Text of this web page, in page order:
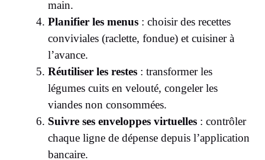
main.
Planifier les menus : choisir des recettes
conviviales (raclette, fondue) et cuisiner à
l’avance.
Réutiliser les restes : transformer les
légumes cuits en velouté, congeler les
viandes non consommées.
Suivre ses enveloppes virtuelles : contrôler
chaque ligne de dépense depuis l’application
bancaire.